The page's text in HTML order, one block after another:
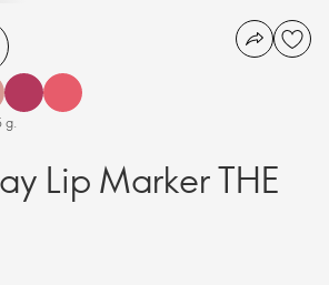
Lip Marker THE
g.